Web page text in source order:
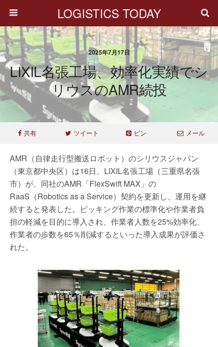
LOGISTICS TODAY
2025年7月17日
LIXIL名張工場、効率化実績でシ
リウスのAMR続投
共有 ツイート ピン メール
AMR（自律走行型搬送ロボット）のシリウスジャパン
（東京都中央区）は16日、LIXIL名張工場（三重県名張
市）が、同社のAMR「FlexSwift MAX」の
RaaS（Robotics as a Service）契約を更新し、運用を継
続すると発表した。ピッキング作業の標準化や作業者負
担の軽減を目的に導入され、作業者人数を25%効率化、
作業者の歩数を65％削減するといった導入成果が評価さ
れた。